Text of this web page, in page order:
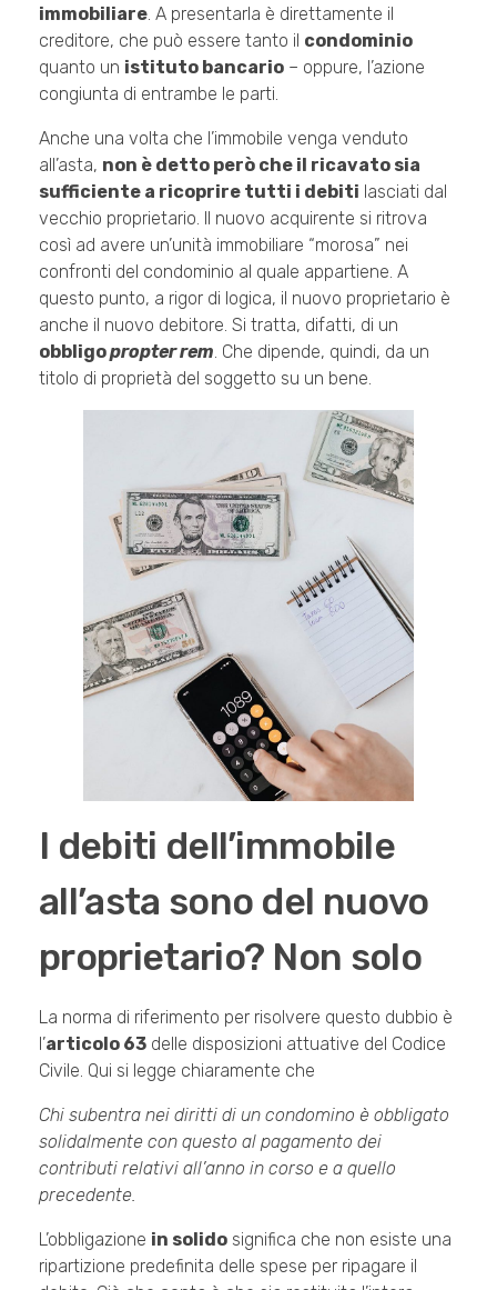
immobiliare. A presentarla è direttamente il
creditore, che può essere tanto il condominio
quanto un istituto bancario – oppure, l’azione
congiunta di entrambe le parti.
Anche una volta che l’immobile venga venduto
all’asta, non è detto però che il ricavato sia
sufficiente a ricoprire tutti i debiti lasciati dal
vecchio proprietario. Il nuovo acquirente si ritrova
così ad avere un’unità immobiliare “morosa” nei
confronti del condominio al quale appartiene. A
questo punto, a rigor di logica, il nuovo proprietario è
anche il nuovo debitore. Si tratta, difatti, di un
obbligopropter rem. Che dipende, quindi, da un
titolo di proprietà del soggetto su un bene.
I debiti dell’immobile
all’asta sono del nuovo
proprietario? Non solo
La norma di riferimento per risolvere questo dubbio è
l’articolo 63 delle disposizioni attuative del Codice
Civile. Qui si legge chiaramente che
Chi subentra nei diritti di un condomino è obbligato
solidalmente con questo al pagamento dei
contributi relativi all’anno in corso e a quello
precedente.
L’obbligazione in solido significa che non esiste una
ripartizione predefinita delle spese per ripagare il